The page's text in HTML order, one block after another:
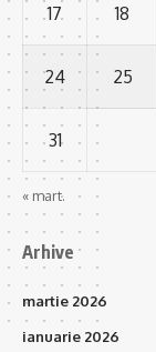
17 18
24 25
31
« mart.
Arhive
martie 2026
ianuarie 2026